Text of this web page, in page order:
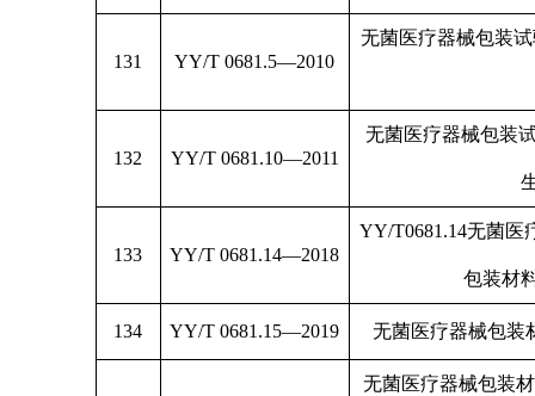
131 YY/T 0681.5—2010
无菌医疗器械包装
132 YY/T 0681.10—2011
无菌医疗器械包装
133 YY/T 0681.14—2018
YY/T0681.14无菌医
包装材
134 YY/T 0681.15—2019 无菌医疗器械包装
无菌医疗器械包装